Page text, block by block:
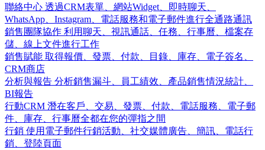
聯絡中心 透過CRM表單、網站Widget、即時聊天、
WhatsApp、Instagram、電話服務和電子郵件進行全通路通訊
銷售團隊協作 利用聊天、視訊通話、任務、行事曆、檔案存
儲、線上文件進行工作
銷售賦能 取得報價、發票、付款、目錄、庫存、電子簽名、
CRM商店
分析與報告 分析銷售漏斗、員工績效、產品銷售情況統計、
BI報告
行動CRM 潛在客戶、交易、發票、付款、電話服務、電子郵
件、庫存、行事曆全都在您的彈指之間
行銷 使用電子郵件行銷活動、社交媒體廣告、簡訊、電話行
銷、登陸頁面